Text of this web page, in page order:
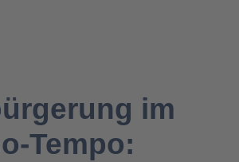
im
Tempo: